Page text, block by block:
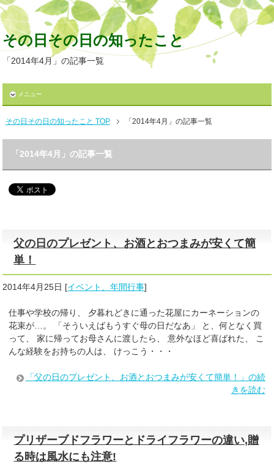
その日その日の知ったこと
「2014年4月」の記事一覧
メニュー
その日その日の知ったこと TOP 「2014年4月」の記事一覧
「2014年4月」の記事一覧
父の日のプレゼント、お酒とおつまみが安くて簡
単！
2014年4月25日 [イベント、年間行事]
仕事や学校の帰り、 夕暮れどきに通った花屋にカーネーションの
花束が…。 「そういえばもうすぐ母の日だなあ」 と、何となく買
って、 家に帰ってお母さんに渡したら、 意外なほど喜ばれた、 こ
んな経験をお持ちの人は、 けっこう・・・
「父の日のプレゼント、お酒とおつまみが安くて簡単！」の続
きを読む
プリザーブドフラワーとドライフラワーの違い,贈
る時は風水にも注意!